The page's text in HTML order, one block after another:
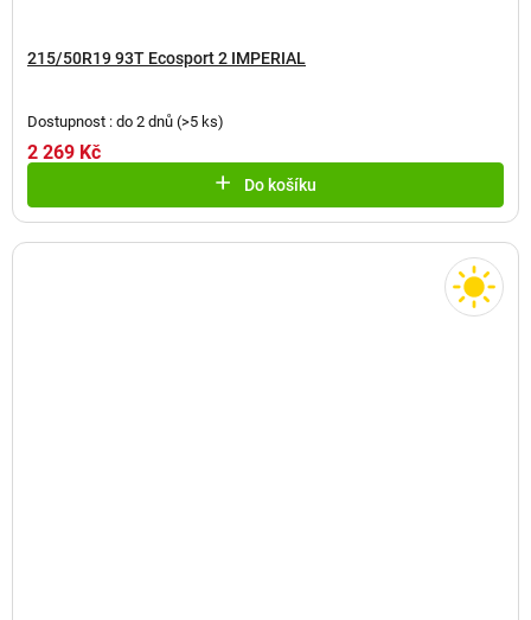
215/50R19 93T Ecosport 2 IMPERIAL
Dostupnost : do 2 dnů (>5 ks)
2 269 Kč
Do košíku